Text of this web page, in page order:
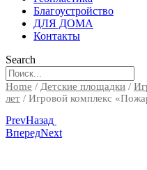
Благоустройство
ДЛЯ ДОМА
Контакты
Search
Home / Детские площадки /
лет / Игровой комплекс
PrevНазад
ВпередNext